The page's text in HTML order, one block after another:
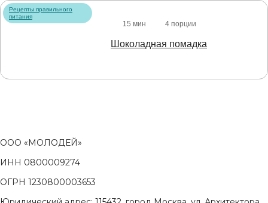
Рецепты правильного
питания
15 мин 4 порции
Шоколадная помадка
ООО «МОЛОДЕЙ»
ИНН 0800009274
ОГРН 1230800003653